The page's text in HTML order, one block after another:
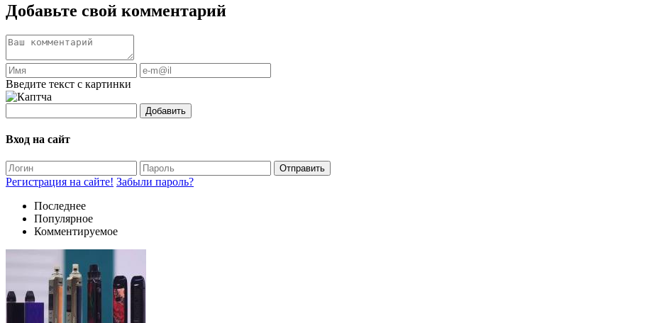
Добавьте свой комментарий
Введите текст с картинки
Добавить
Вход на сайт
Отправить
Регистрация на сайте! Забыли пароль?
Последнее
Популярное
Комментируемое